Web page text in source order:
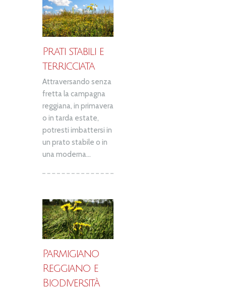
Prati stabili e
terricciata
Attraversando senza
fretta la campagna
reggiana, in primavera
o in tarda estate,
potresti imbattersi in
un prato stabile o in
una moderna...
Parmigiano
Reggiano e
Biodiversità